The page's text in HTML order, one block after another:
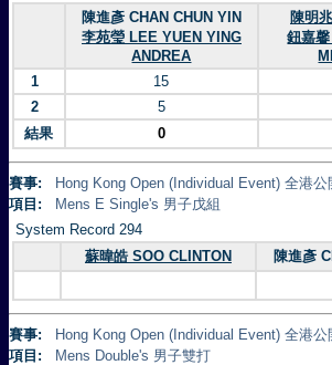
陳進彥 CHAN CHUN YIN
李苑瑩 LEE YUEN YING
ANDREA
陳明
鈕嘉
1
15
2
5
結果
0
賽事:
Hong Kong Open (Individual Event) 全港
項目:
Mens E Single's 男子戊組
System Record 294
蘇暐皓 SOO CLINTON
陳進彥
賽事:
Hong Kong Open (Individual Event) 全港
項目:
Mens Double's 男子雙打